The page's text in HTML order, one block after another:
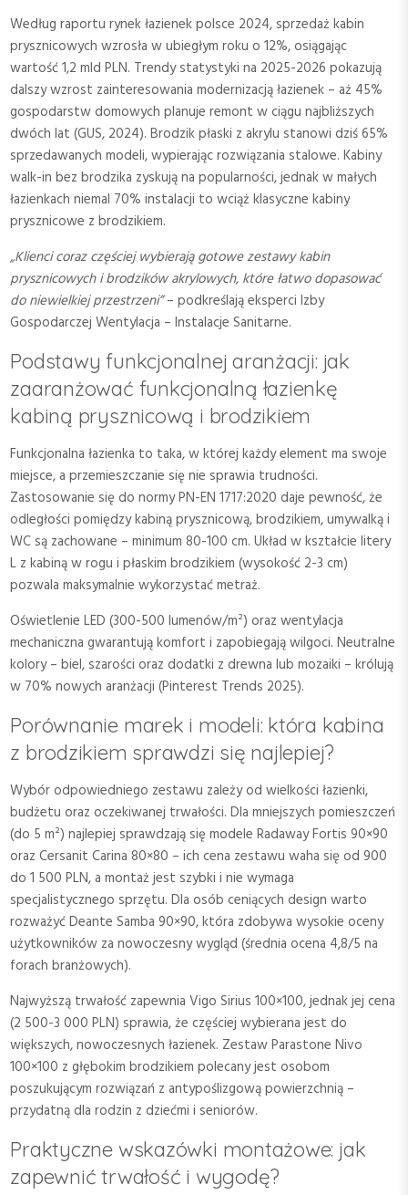
Według raportu rynek łazienek polsce 2024, sprzedaż kabin
prysznicowych wzrosła w ubiegłym roku o 12%, osiągając
wartość 1,2 mld PLN. Trendy statystyki na 2025-2026 pokazują
dalszy wzrost zainteresowania modernizacją łazienek – aż 45%
gospodarstw domowych planuje remont w ciągu najbliższych
dwóch lat (GUS, 2024). Brodzik płaski z akrylu stanowi dziś 65%
sprzedawanych modeli, wypierając rozwiązania stalowe. Kabiny
walk-in bez brodzika zyskują na popularności, jednak w małych
łazienkach niemal 70% instalacji to wciąż klasyczne kabiny
prysznicowe z brodzikiem.
„Klienci coraz częściej wybierają gotowe zestawy kabin
prysznicowych i brodzików akrylowych, które łatwo dopasować
do niewielkiej przestrzeni”– podkreślają eksperci Izby
Gospodarczej Wentylacja – Instalacje Sanitarne.
Podstawy funkcjonalnej aranżacji: jak
zaaranżować funkcjonalną łazienkę
kabiną prysznicową i brodzikiem
Funkcjonalna łazienka to taka, w której każdy element ma swoje
miejsce, a przemieszczanie się nie sprawia trudności.
Zastosowanie się do normy PN-EN 1717:2020 daje pewność, że
odległości pomiędzy kabiną prysznicową, brodzikiem, umywalką i
WC są zachowane – minimum 80-100 cm. Układ w kształcie litery
L z kabiną w rogu i płaskim brodzikiem (wysokość 2-3 cm)
pozwala maksymalnie wykorzystać metraż.
Oświetlenie LED (300-500 lumenów/m²) oraz wentylacja
mechaniczna gwarantują komfort i zapobiegają wilgoci. Neutralne
kolory – biel, szarości oraz dodatki z drewna lub mozaiki – królują
w 70% nowych aranżacji (Pinterest Trends 2025).
Porównanie marek i modeli: która kabina
z brodzikiem sprawdzi się najlepiej?
Wybór odpowiedniego zestawu zależy od wielkości łazienki,
budżetu oraz oczekiwanej trwałości. Dla mniejszych pomieszczeń
(do 5 m²) najlepiej sprawdzają się modele Radaway Fortis 90×90
oraz Cersanit Carina 80×80 – ich cena zestawu waha się od 900
do 1 500 PLN, a montaż jest szybki i nie wymaga
specjalistycznego sprzętu. Dla osób ceniących design warto
rozważyć Deante Samba 90×90, która zdobywa wysokie oceny
użytkowników za nowoczesny wygląd (średnia ocena 4,8/5 na
forach branżowych).
Najwyższą trwałość zapewnia Vigo Sirius 100×100, jednak jej cena
(2 500-3 000 PLN) sprawia, że częściej wybierana jest do
większych, nowoczesnych łazienek. Zestaw Parastone Nivo
100×100 z głębokim brodzikiem polecany jest osobom
poszukującym rozwiązań z antypoślizgową powierzchnią –
przydatną dla rodzin z dziećmi i seniorów.
Praktyczne wskazówki montażowe: jak
zapewnić trwałość i wygodę?